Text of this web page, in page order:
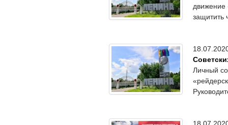
движение
защитить
Личный